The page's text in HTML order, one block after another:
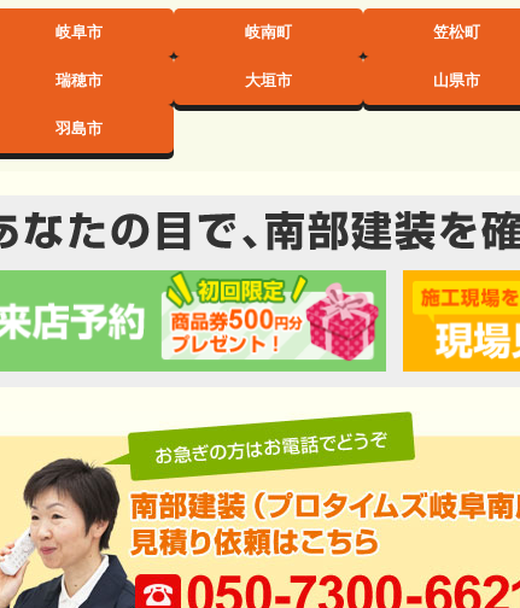
岐阜市 岐南町 笠松町
瑞穂市 大垣市 山県市
羽島市